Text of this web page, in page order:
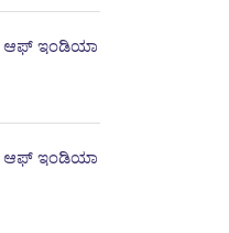
ಆಫ್ ಇಂಡಿಯಾ
ಆಫ್ ಇಂಡಿಯಾ